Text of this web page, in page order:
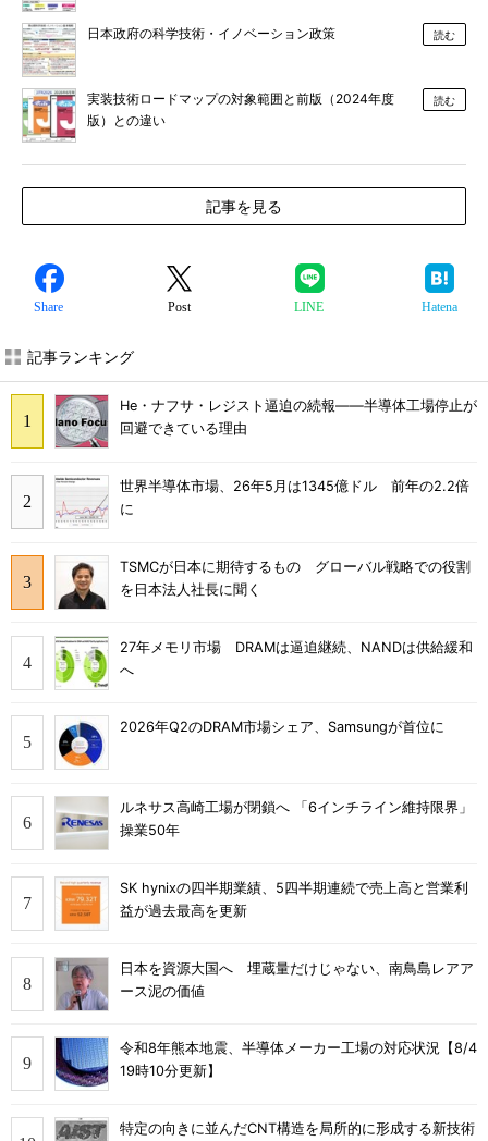
日本政府の科学技術・イノベーション政策 読む
実装技術ロードマップの対象範囲と前版（2024年度
版）との違い
読む
記事を見る
Share Post LINE Hatena
記事ランキング
He・ナフサ・レジスト逼迫の続報――半導体工場停止が
回避できている理由
世界半導体市場、26年5月は1345億ドル 前年の2.2倍
に
TSMCが日本に期待するもの グローバル戦略での役割
を日本法人社長に聞く
27年メモリ市場 DRAMは逼迫継続、NANDは供給緩和
へ
2026年Q2のDRAM市場シェア、Samsungが首位に
ルネサス高崎工場が閉鎖へ 「6インチライン維持限界」
操業50年
SK hynixの四半期業績、5四半期連続で売上高と営業利
益が過去最高を更新
日本を資源大国へ 埋蔵量だけじゃない、南鳥島レアア
ース泥の価値
令和8年熊本地震、半導体メーカー工場の対応状況【8/4
19時10分更新】
特定の向きに並んだCNT構造を局所的に形成する新技術